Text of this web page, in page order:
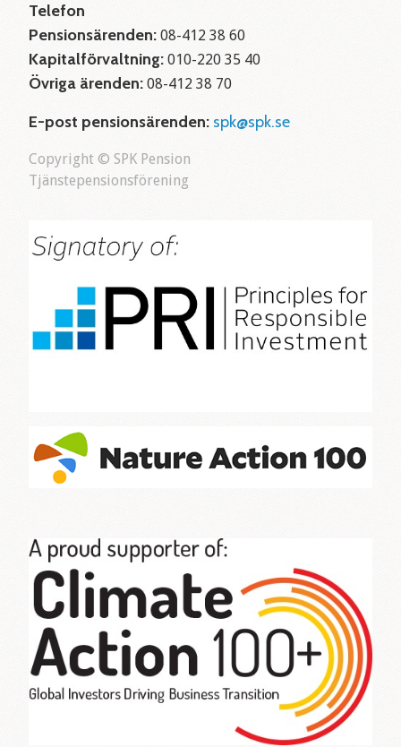
Telefon
Pensionsärenden: 08-412 38 60
Kapitalförvaltning: 010-220 35 40
Övriga ärenden: 08-412 38 70
E-post pensionsärenden:spk@spk.se
Copyright © SPK Pension
Tjänstepensionsförening